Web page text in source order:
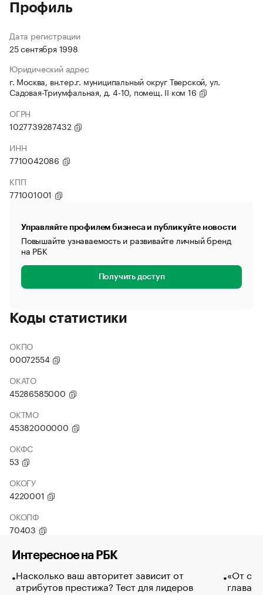
Профиль
Дата регистрации
25 сентября 1998
Юридический адрес
г. Москва, вн.тер.г. муниципальный округ Тверской, ул.
Садовая-Триумфальная, д. 4-10, помещ. II ком 16
ОГРН
1027739287432
ИНН
7710042086
КПП
771001001
Управляйте профилем бизнеса и публикуйте новости
Повышайте узнаваемость и развивайте личный бренд
на РБК
Получить доступ
Коды статистики
ОКПО
00072554
ОКАТО
45286585000
ОКТМО
45382000000
ОКФС
53
ОКОГУ
4220001
ОКОПФ
70403
Интересное на РБК
Насколько ваш авторитет зависит от
атрибутов престижа? Тест для лидеров
«От
глава